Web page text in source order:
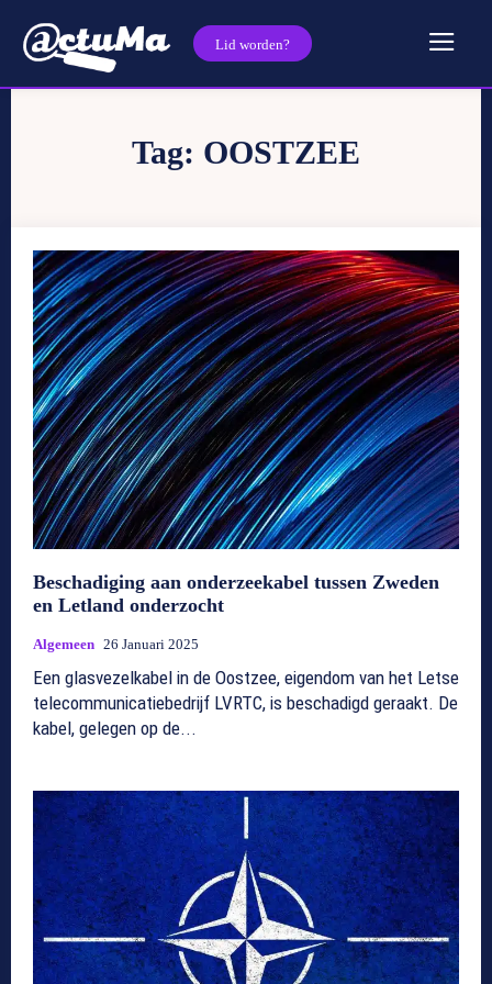
Lid worden?
Tag: OOSTZEE
Beschadiging aan onderzeekabel tussen Zweden
en Letland onderzocht
Algemeen 26 Januari 2025
Een glasvezelkabel in de Oostzee, eigendom van het Letse
telecommunicatiebedrijf LVRTC, is beschadigd geraakt. De
kabel, gelegen op de...